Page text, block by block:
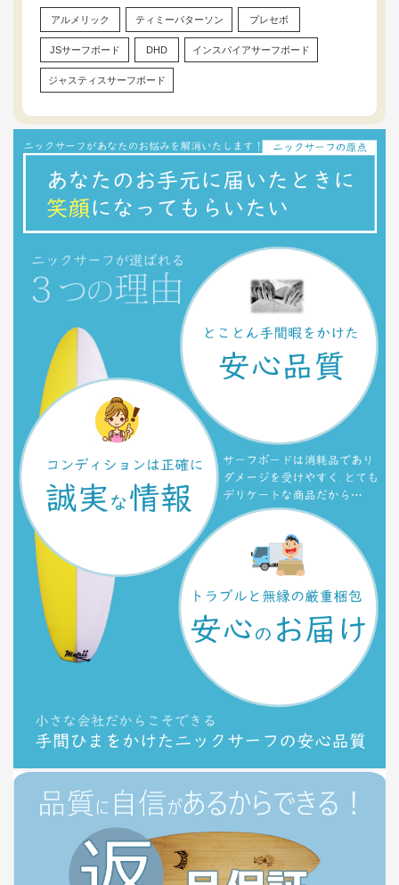
アルメリック ティミーパターソン プレセボ
JSサーフボード DHD インスパイアサーフボード
ジャスティスサーフボード